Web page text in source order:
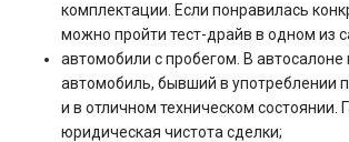
комплектации. Если понравилась
можно пройти тест-драйв в одном из
автомобили с пробегом. В
автомобиль, бывший в употреблении
и в отличном техническом состоянии.
юридическая чистота сделки;